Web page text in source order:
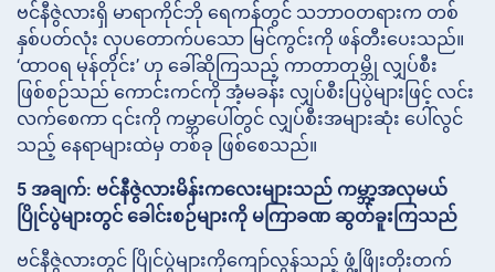
ဗင်နီဇွဲလားရှိ မာရာကိုင်ဘို ရေကန်တွင် သဘာဝတရားက တစ်
နှစ်ပတ်လုံး လှပတောက်ပသော မြင်ကွင်းကို ဖန်တီးပေးသည်။
‘ထာဝရ မုန်တိုင်း’ ဟု ခေါ်ဆိုကြသည့် ကာတာတုမ္ဘို လျှပ်စီး
ဖြစ်စဉ်သည် ကောင်းကင်ကို အံ့မခန်း လျှပ်စီးပြပွဲများဖြင့် လင်း
လက်စေကာ ၎င်းကို ကမ္ဘာပေါ်တွင် လျှပ်စီးအများဆုံး ပေါ်လွင်
သည့် နေရာများထဲမှ တစ်ခု ဖြစ်စေသည်။
5 အချက်: ဗင်နီဇွဲလားမိန်းကလေးများသည် ကမ္ဘာ့အလှမယ်
ပြိုင်ပွဲများတွင် ခေါင်းစဉ်များကို မကြာခဏ ဆွတ်ခူးကြသည်
ဗင်နီဇွဲလားတွင် ပြိုင်ပွဲများကိုကျော်လွန်သည့် ဖွံ့ဖြိုးတိုးတက်